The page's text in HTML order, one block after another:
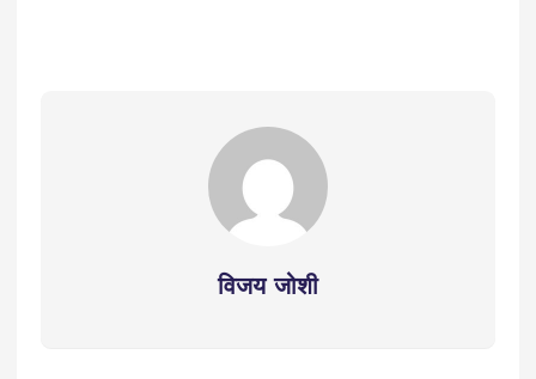
विजय जोशी